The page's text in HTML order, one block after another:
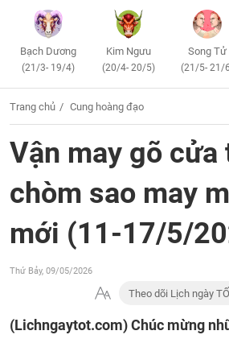
Bạch Dương
(21/3- 19/4)
Kim Ngưu
(20/4- 20/5)
Song Tử
(21/5- 21/
Trang chủ Cung hoàng đạo
Vận may gõ cửa
chòm sao may
mới (11-17/5/
Thứ Bảy, 09/05/2026
Theo dõi Lịch ngày
(Lichngaytot.com)Chúc mừng